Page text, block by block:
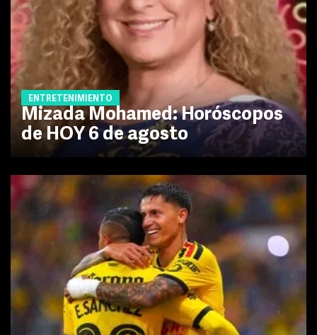
ENTRETENIMIENTO
Mizada Mohamed: Horóscopos
de HOY 6 de agosto